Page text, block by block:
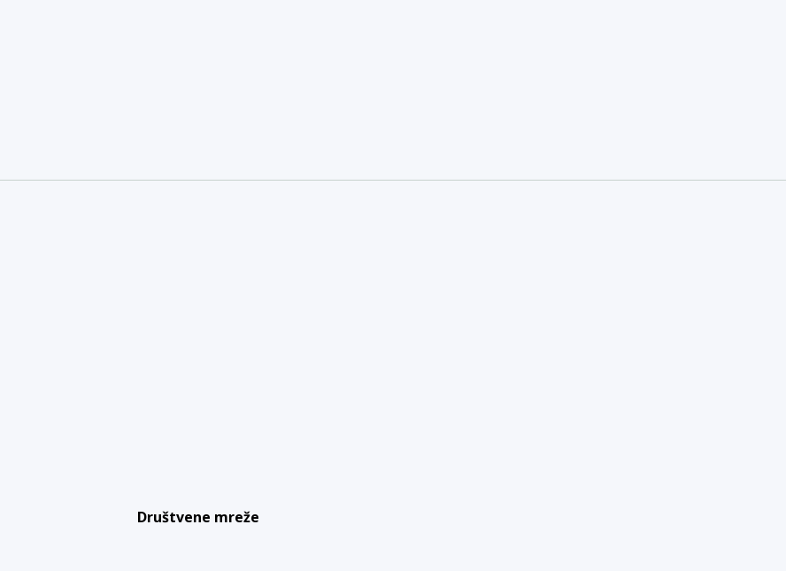
Društvene mreže